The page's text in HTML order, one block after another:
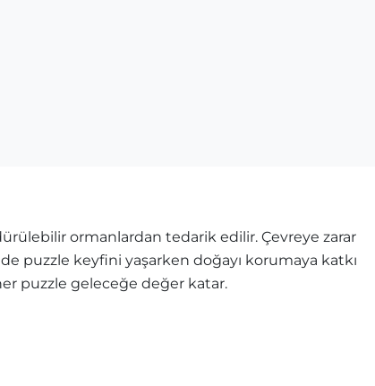
ormanlardan tedarik edilir. Çevreye zarar
puzzle keyfini yaşarken doğayı korumaya katkı
puzzle geleceğe değer katar.